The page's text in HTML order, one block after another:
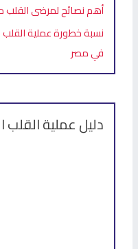
أهم نصائح لمرضى القلب
نسبة خطورة عملية
في مصر
دليل عملية القلب